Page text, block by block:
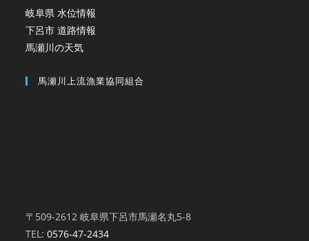
岐阜県 水位情報
下呂市 道路情報
馬瀬川の天気
馬瀬川上流漁業協同組合
〒509-2612 岐阜県下呂市馬瀬名丸5-8
TEL:0576-47-2434